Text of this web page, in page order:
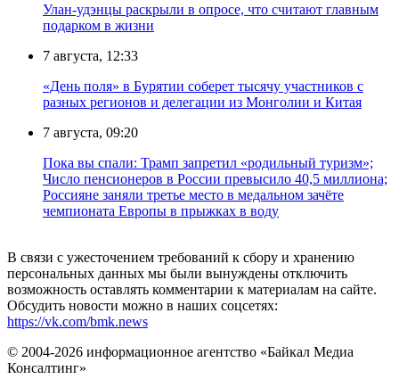
Улан-удэнцы раскрыли в опросе, что считают главным
подарком в жизни
7 августа, 12:33
«День поля» в Бурятии соберет тысячу участников с
разных регионов и делегации из Монголии и Китая
7 августа, 09:20
Пока вы спали: Трамп запретил «родильный туризм»;
Число пенсионеров в России превысило 40,5 миллиона;
Россияне заняли третье место в медальном зачёте
чемпионата Европы в прыжках в воду
В связи с ужесточением требований к сбору и хранению
персональных данных мы были вынуждены отключить
возможность оставлять комментарии к материалам на сайте.
Обсудить новости можно в наших соцсетях:
https://vk.com/bmk.news
© 2004-2026 информационное агентство «Байкал Медиа
Консалтинг»